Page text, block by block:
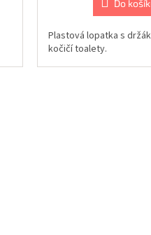
Do
Plastová lopatka s
kočičí toalety.